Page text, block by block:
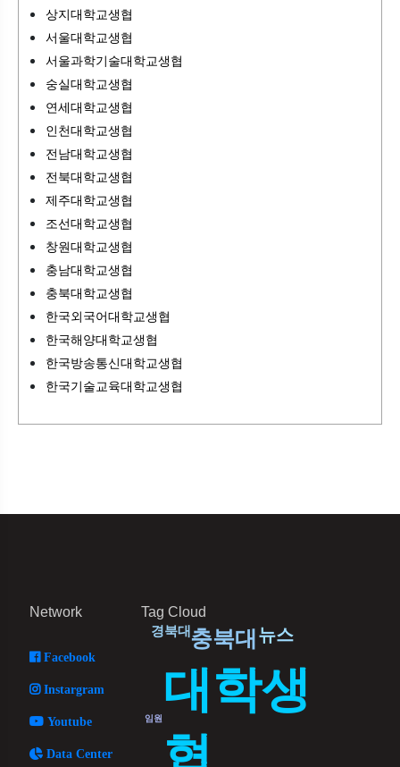
상지대학교생협
서울대학교생협
서울과학기술대학교생협
숭실대학교생협
연세대학교생협
인천대학교생협
전남대학교생협
전북대학교생협
제주대학교생협
조선대학교생협
창원대학교생협
충남대학교생협
충북대학교생협
한국외국어대학교생협
한국해양대학교생협
한국방송통신대학교생협
한국기술교육대학교생협
Network
Facebook
Instargram
Youtube
Data Center
Tag Cloud
대학생
협
충북대 뉴스
경북대
임원